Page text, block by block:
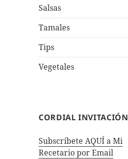
Salsas
Tamales
Tips
Vegetales
CORDIAL INVITACIÓN
Subscríbete AQUÍ a Mi
Recetario por Email